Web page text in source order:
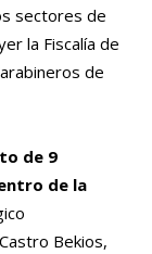
sectores de
la Fiscalía de
de
de 9
de la
Bekios,